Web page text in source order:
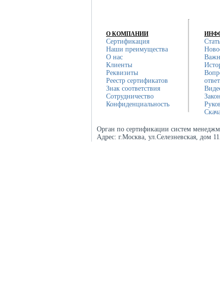
О КОМПАНИИ
Сертификация
Наши преимущества
О нас
Клиенты
Реквизиты
Реестр сертификатов
Знак соответствия
Сотрудничество
Конфиденциальность
Орган по сертификации систем
Адрес: г.Москва, ул.Селезневская, дом